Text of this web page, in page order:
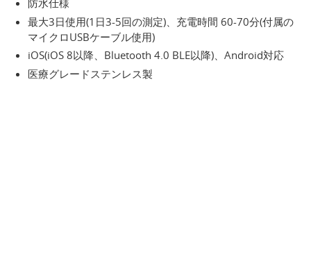
防水仕様
最大3日使用(1日3-5回の測定)、充電時間 60-70分(付属の
マイクロUSBケーブル使用)
iOS(iOS 8以降、Bluetooth 4.0 BLE以降)、Android対応
医療グレードステンレス製